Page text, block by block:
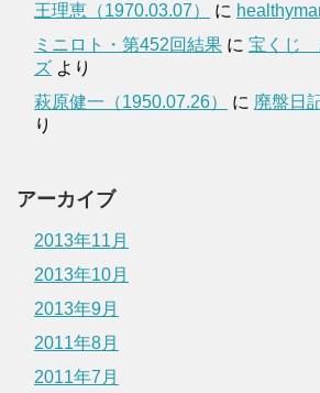
王理恵（1970.03.07）
に
ミニロト・第452回結果 に 宝くじ
ズ より
萩原健一（1950.07.26）
に 廃盤日
り
アーカイブ
2013年11月
2013年10月
2013年9月
2011年8月
2011年7月